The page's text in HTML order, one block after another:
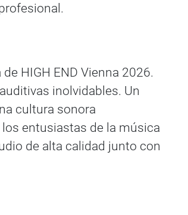
HIGH END Vienna 2026.
inolvidables. Un
cultura sonora
entusiastas de la música
de alta calidad junto con